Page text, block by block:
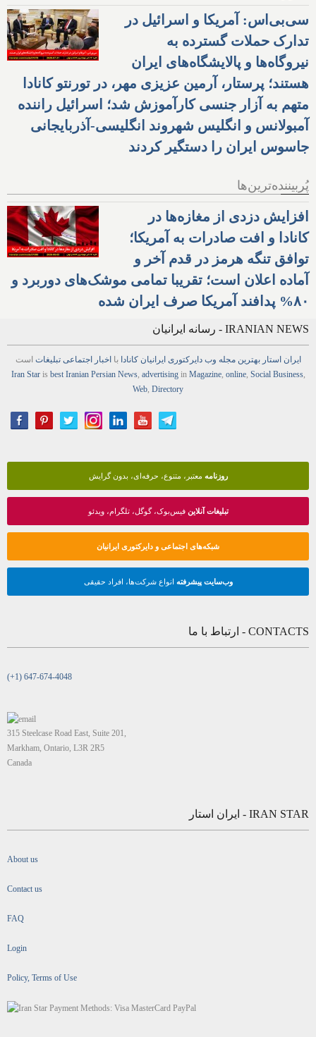
سی‌بی‌اس: آمریکا و اسرائیل در
تدارک حملات گسترده به
نیروگاه‌ها و پالایشگاه‌های ایران
هستند؛ پرستار، آرمین عزیزی مهر، در تورنتو کانادا
متهم به آزار جنسی کارآموزش شد؛ اسرائیل راننده
آمبولانس و انگلیس شهروند انگلیسی-آذربایجانی
جاسوس ایران را دستگیر کردند
پُربیننده‌ترین‌ها
افزایش دزدی از مغازه‌ها در
کانادا و افت صادرات به آمریکا؛
توافق تنگه هرمز در قدم آخر و
آماده اعلان است؛ تقریبا تمامی موشک‌های دوربرد و
۸۰% پدافند آمریکا صرف ایران شده
IRANIAN NEWS - رسانه ایرانیان
ایران استار بهترین مجله وب دایرکتوری ایرانیان کانادا با اخبار اجتماعی تبلیغات است
Iran Staris best Iranian Persian News, advertisingin Magazine, online, Social Business,
Web, Directory
روزنامه معتبر، متنوع، حرفه‌ای، بدون گرایش
تبلیغات آنلاینفیس‌بوک، گوگل، تلگرام، ویدئو
شبکه‌های اجتماعی و دایرکتوری ایرانیان
وب‌سایت پیشرفته انواع شرکت‌ها، افراد حقیقی
CONTACTS - ارتباط با ما
(+1) 647-674-4048
315 Steelcase Road East, Suite 201,
Markham, Ontario, L3R 2R5
Canada
IRAN STAR - ایران استار
About us
Contact us
FAQ
Login
Policy, Terms of Use